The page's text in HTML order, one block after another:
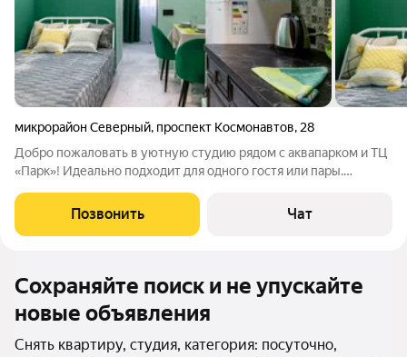
микрорайон Северный, проспект Космонавтов, 28
Добро пожаловать в уютную студию рядом с аквапарком и ТЦ
«Парк»! Идеально подходит для одного гостя или пары.
Бесконтактное заселение 24/7. В квартире есть всё
необходимое для комфортного
Позвонить Чат
Сохраняйте поиск и не упускайте
новые объявления
Снять квартиру, студия, категория: посуточно,